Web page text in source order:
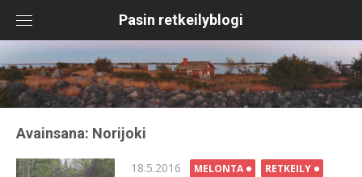
content
Pasin retkeilyblogi
Avainsana: Norijoki
Posted
18.5.2016 MELONTA RETKEILY